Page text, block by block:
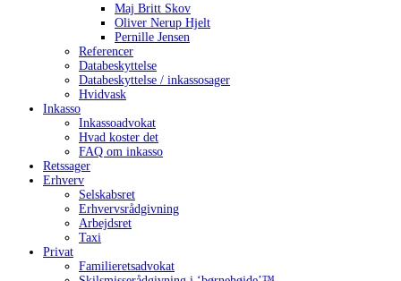
Maj Britt Skov
Oliver Nerup Hjelt
Pernille Jensen
Referencer
Databeskyttelse
Databeskyttelse / inkassosager
Hvidvask
Inkasso
Inkassoadvokat
Hvad koster det
FAQ om inkasso
Retssager
Erhverv
Selskabsret
Erhvervsrådgivning
Arbejdsret
Taxi
Privat
Familieretsadvokat